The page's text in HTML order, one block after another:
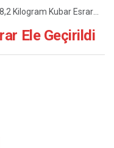
Kilogram Kubar Esrar
Ele Geçirildi